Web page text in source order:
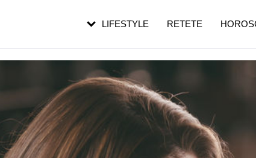
LIFESTYLE RETETE
pe măsură ce înaintezi în vârstă
de dureroasă